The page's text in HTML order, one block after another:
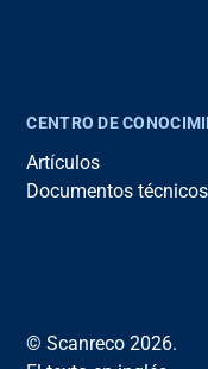
CENTRO DE
Artículos
Documentos técnicos
© Scanreco 2026.